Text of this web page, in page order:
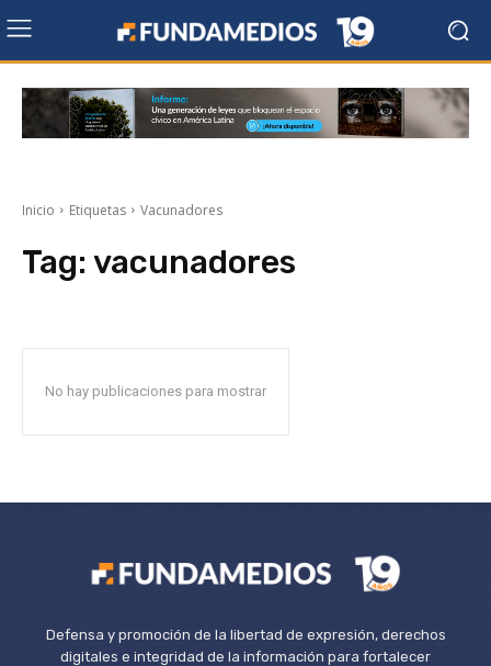
Inicio Etiquetas Vacunadores
Tag: vacunadores
No hay publicaciones para mostrar
Defensa y promoción de la libertad de expresión, derechos
digitales e integridad de la información para fortalecer